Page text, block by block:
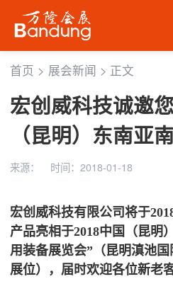
首页 > 展会新闻 > 正文
宏创威科技诚邀
（昆明）东南亚
来源： 时间：2018-01-18
宏创威科技有限公司将于
产品亮相于2018中国（昆明
用装备展览会” （昆明滇池
展位），届时欢迎各位新老